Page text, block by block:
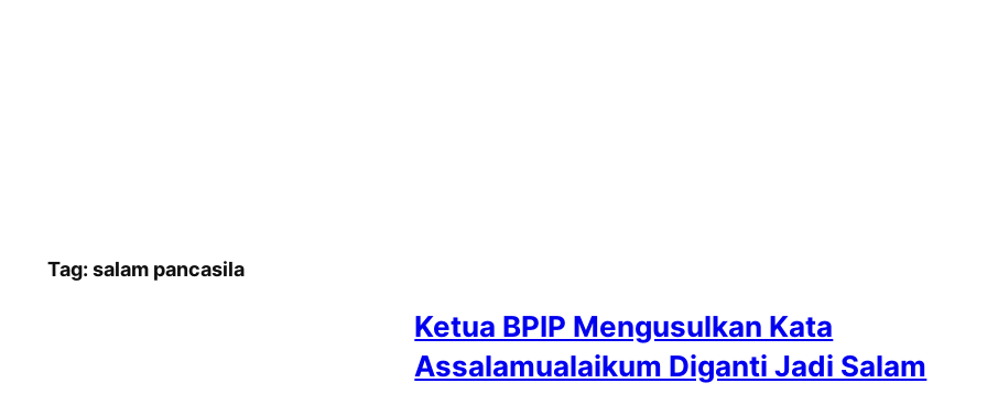
Tag: salam pancasila
Ketua BPIP Mengusulkan Kata
Assalamualaikum Diganti Jadi Salam